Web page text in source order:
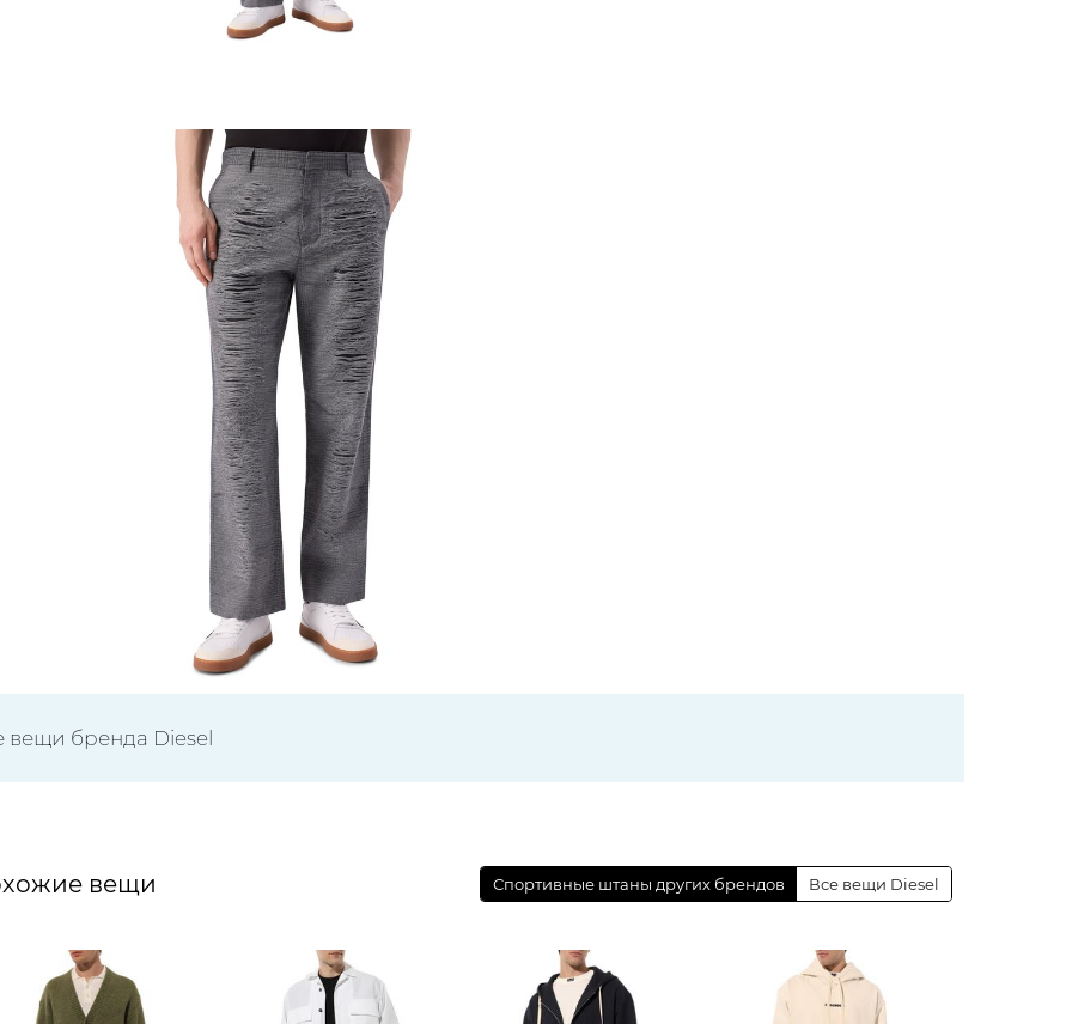
вещи бренда Diesel
вещи Спортивные штаны других брендов Все вещи Diesel